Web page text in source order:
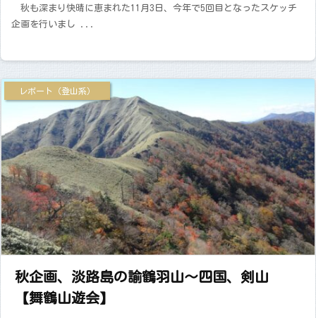
秋も深まり快晴に恵まれた11月3日、今年で5回目となったスケッチ
企画を行いまし ...
秋企画、淡路島の諭鶴羽山～四国、剣山
【舞鶴山遊会】
レポート（登山系）